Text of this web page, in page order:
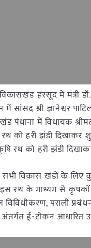
हरसूद में मंत्री
श्री ज्ञानेश्वर
पंधाना में विधायक
रथ को हरी झंडी
रथ को हरी झंडी
विकास खंडों के लिए
रथ के माध्यम से कृषकों
पराली
ई-टोकन आधारित